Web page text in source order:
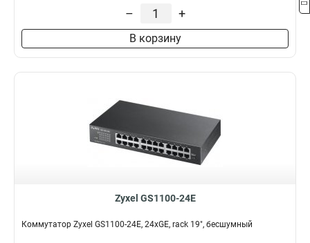
– +
В корзину
Zyxel GS1100-24E
Коммутатор Zyxel GS1100-24E, 24xGE, rack 19", бесшумный